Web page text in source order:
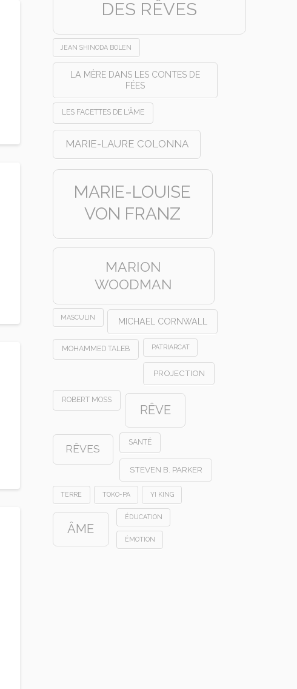
DES RÊVES
JEAN SHINODA BOLEN
LA MÈRE DANS LES CONTES DE
FÉES
LES FACETTES DE L'ÂME
MARIE-LAURE COLONNA
MARIE-LOUISE
VON FRANZ
MARION
WOODMAN
MASCULIN MICHAEL CORNWALL
MOHAMMED TALEB PATRIARCAT
PROJECTION
ROBERT MOSS
RÊVE
RÊVES
SANTÉ
STEVEN B. PARKER
TERRE TOKO-PA YI KING
ÂME
ÉDUCATION
ÉMOTION